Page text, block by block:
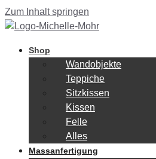
Zum Inhalt springen
Shop
Wandobjekte
Teppiche
Sitzkissen
Kissen
Felle
Alles
Massanfertigung